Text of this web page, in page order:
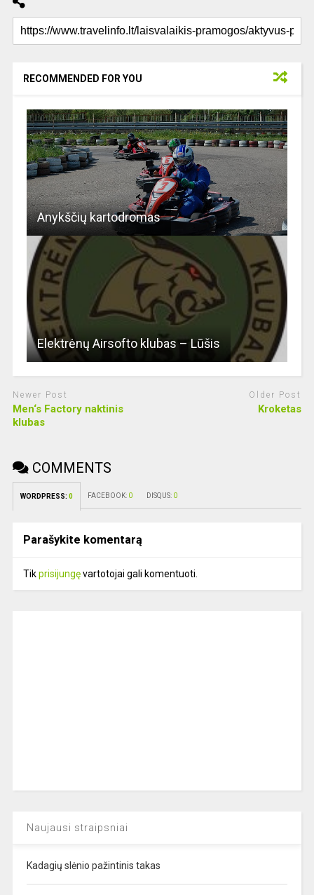
RECOMMENDED FOR YOU
Anykščių kartodromas
Elektrėnų Airsofto klubas – Lūšis
Newer Post
Men‘s Factory naktinis
klubas
Older Post
Kroketas
COMMENTS
WORDPRESS: 0 FACEBOOK: 0 DISQUS: 0
Parašykite komentarą
Tikprisijungęvartotojai gali komentuoti.
Naujausi straipsniai
Kadagių slėnio pažintinis takas